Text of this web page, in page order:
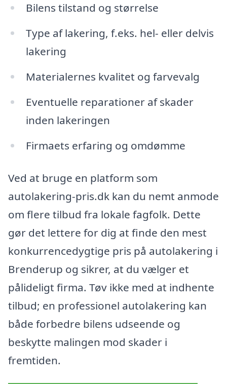
Bilens tilstand og størrelse
Type af lakering, f.eks. hel- eller delvis
lakering
Materialernes kvalitet og farvevalg
Eventuelle reparationer af skader
inden lakeringen
Firmaets erfaring og omdømme
Ved at bruge en platform som
autolakering-pris.dk kan du nemt anmode
om flere tilbud fra lokale fagfolk. Dette
gør det lettere for dig at finde den mest
konkurrencedygtige pris på autolakering i
Brenderup og sikrer, at du vælger et
pålideligt firma. Tøv ikke med at indhente
tilbud; en professionel autolakering kan
både forbedre bilens udseende og
beskytte malingen mod skader i
fremtiden.